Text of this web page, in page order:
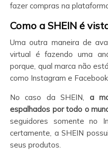
fazer compras na
Como a SHEIN é
Uma outra maneira de
virtual é fazendo uma
porque, qual marca não
como Instagram e
No caso da SHEIN, a
espalhados por todo o
seguidores somente no
certamente, a SHEIN
seus produtos.